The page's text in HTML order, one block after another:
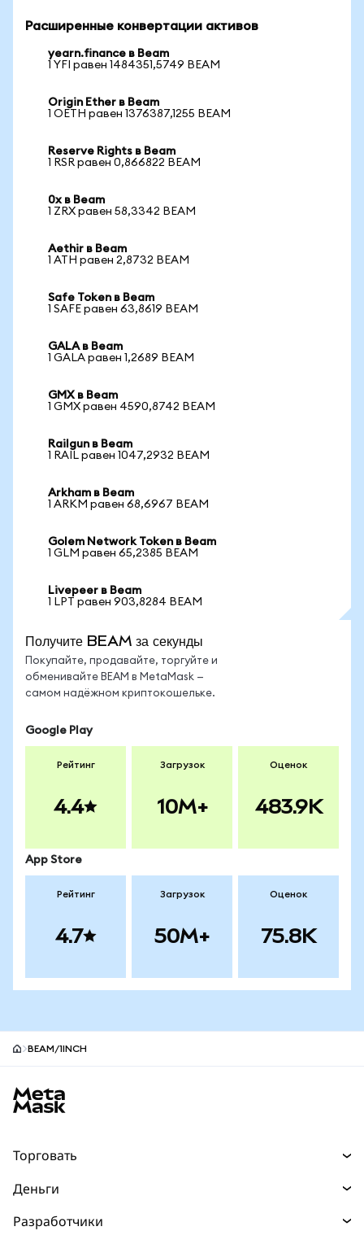
Расширенные конвертации активов
yearn.finance в Beam
1 YFI равен 1484351,5749 BEAM
Origin Ether в Beam
1 OETH равен 1376387,1255 BEAM
Reserve Rights в Beam
1 RSR равен 0,866822 BEAM
0x в Beam
1 ZRX равен 58,3342 BEAM
Aethir в Beam
1 ATH равен 2,8732 BEAM
Safe Token в Beam
1 SAFE равен 63,8619 BEAM
GALA в Beam
1 GALA равен 1,2689 BEAM
GMX в Beam
1 GMX равен 4590,8742 BEAM
Railgun в Beam
1 RAIL равен 1047,2932 BEAM
Arkham в Beam
1 ARKM равен 68,6967 BEAM
Golem Network Token в Beam
1 GLM равен 65,2385 BEAM
Livepeer в Beam
1 LPT равен 903,8284 BEAM
Получите BEAM за секунды
Покупайте, продавайте, торгуйте и
обменивайте BEAM в MetaMask —
самом надёжном криптокошельке.
Google Play
Рейтинг
4.4
Загрузок
10M+
Оценок
483.9K
App Store
Рейтинг
4.7
Загрузок
50M+
Оценок
75.8K
BEAM/1INCH
Торговать
Прогнозы
Деньги
Разработчики